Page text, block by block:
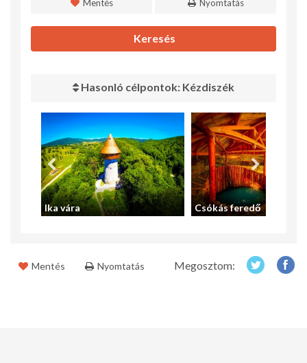
Mentés Nyomtatás
Keresés
Hasonló célpontok: Kézdiszék
Ika vára Csókás feredő
Mentés Nyomtatás Megosztom: